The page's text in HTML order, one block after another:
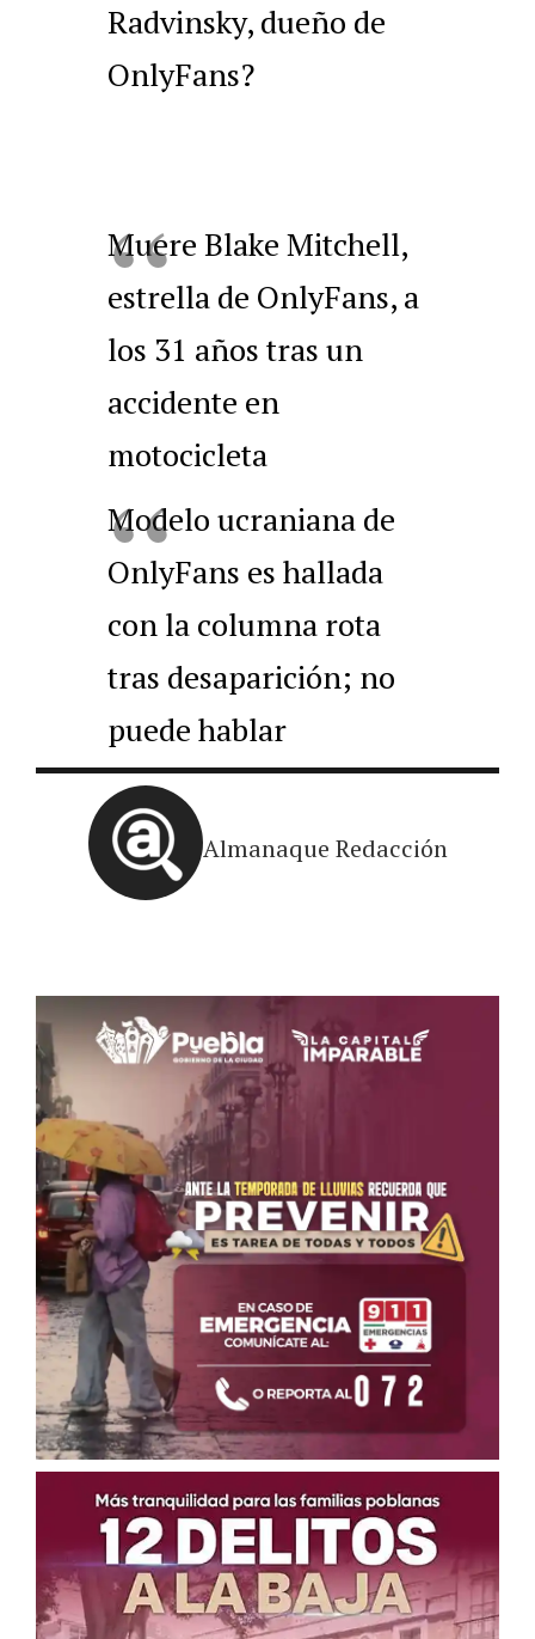
Radvinsky, dueño de
OnlyFans?
Muere Blake Mitchell,
estrella de OnlyFans, a
los 31 años tras un
accidente en
motocicleta
Modelo ucraniana de
OnlyFans es hallada
con la columna rota
tras desaparición; no
puede hablar
Almanaque Redacción